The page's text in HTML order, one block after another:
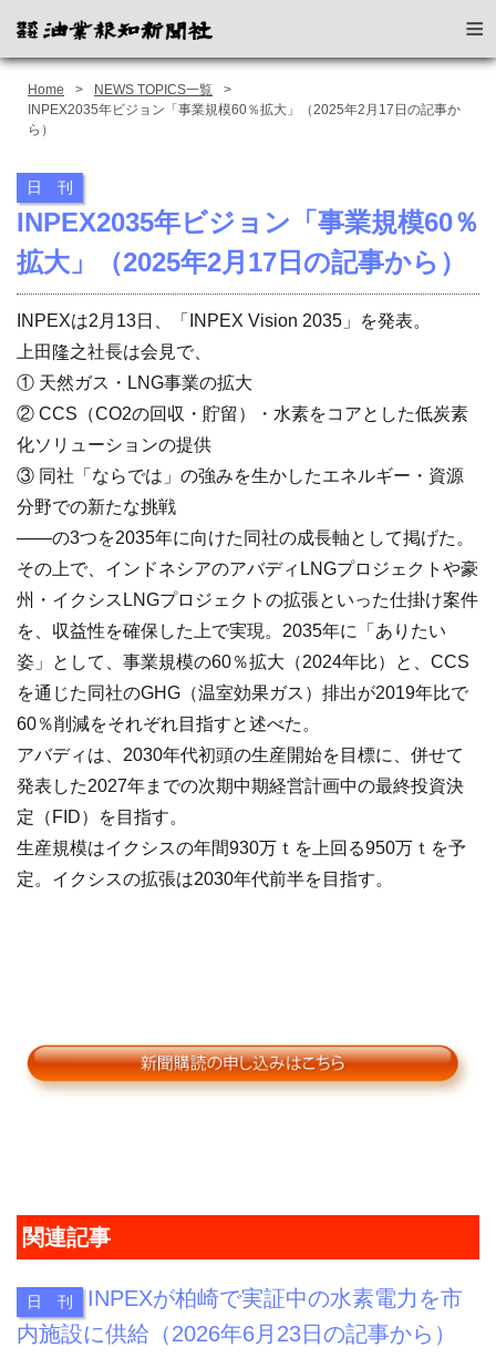
≡
Home
NEWS TOPICS一覧
INPEX2035年ビジョン「事業規模60％拡大」（2025年2月17日の記事か
ら）
日 刊
INPEX2035年ビジョン「事業規模60％
拡大」（2025年2月17日の記事から）
INPEXは2月13日、「INPEX Vision 2035」を発表。
上田隆之社長は会見で、
① 天然ガス・LNG事業の拡大
② CCS（CO2の回収・貯留）・水素をコアとした低炭素
化ソリューションの提供
③ 同社「ならでは」の強みを生かしたエネルギー・資源
分野での新たな挑戦
――の3つを2035年に向けた同社の成長軸として掲げた。
その上で、インドネシアのアバディLNGプロジェクトや豪
州・イクシスLNGプロジェクトの拡張といった仕掛け案件
を、収益性を確保した上で実現。2035年に「ありたい
姿」として、事業規模の60％拡大（2024年比）と、CCS
を通じた同社のGHG（温室効果ガス）排出が2019年比で
60％削減をそれぞれ目指すと述べた。
アバディは、2030年代初頭の生産開始を目標に、併せて
発表した2027年までの次期中期経営計画中の最終投資決
定（FID）を目指す。
生産規模はイクシスの年間930万ｔを上回る950万ｔを予
定。イクシスの拡張は2030年代前半を目指す。
関連記事
日 刊
INPEXが柏崎で実証中の水素電力を市
内施設に供給（2026年6月23日の記事から）